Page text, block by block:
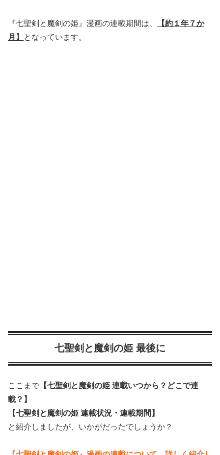
『七聖剣と魔剣の姫』漫画の連載期間は、
【約１年７か
月】
となっています。
七聖剣と魔剣の姫 最後に
ここまで 【七聖剣と魔剣の姫 連載いつから？どこで連
載？】
【七聖剣と魔剣の姫 連載状況・連載期間】
と紹介しましたが、いかがだったでしょうか？